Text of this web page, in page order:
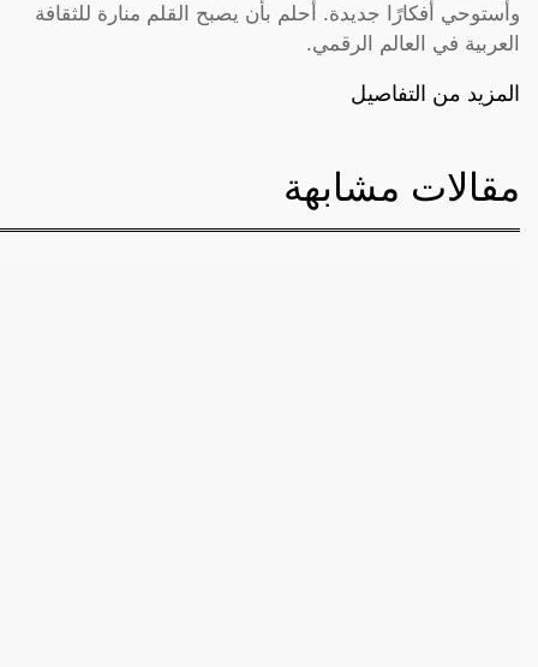
وأستوحي أفكارًا جديدة. أحلم بأن يصبح القلم منارة للثقافة
العربية في العالم الرقمي.
المزيد من التفاصيل
مقالات مشابهة